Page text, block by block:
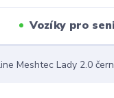
Vozíky pro
Meshtec Lady 2.0